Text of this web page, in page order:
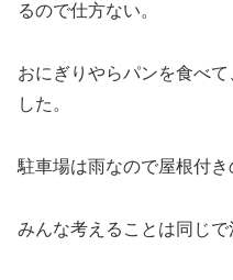
るので仕方ない。
おにぎりやらパンを食べ
した。
駐車場は雨なので屋根付き
みんな考えることは同じで